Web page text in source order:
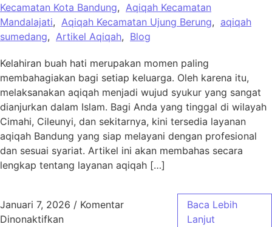
Kecamatan Kota Bandung, Aqiqah Kecamatan
Mandalajati, Aqiqah Kecamatan Ujung Berung, aqiqah
sumedang, Artikel Aqiqah, Blog
Kelahiran buah hati merupakan momen paling
membahagiakan bagi setiap keluarga. Oleh karena itu,
melaksanakan aqiqah menjadi wujud syukur yang sangat
dianjurkan dalam Islam. Bagi Anda yang tinggal di wilayah
Cimahi, Cileunyi, dan sekitarnya, kini tersedia layanan
aqiqah Bandung yang siap melayani dengan profesional
dan sesuai syariat. Artikel ini akan membahas secara
lengkap tentang layanan aqiqah […]
Januari 7, 2026 / Komentar
Dinonaktifkanpada Aqiqah Bandung untuk Wilayah
Baca Lebih
Lanjut